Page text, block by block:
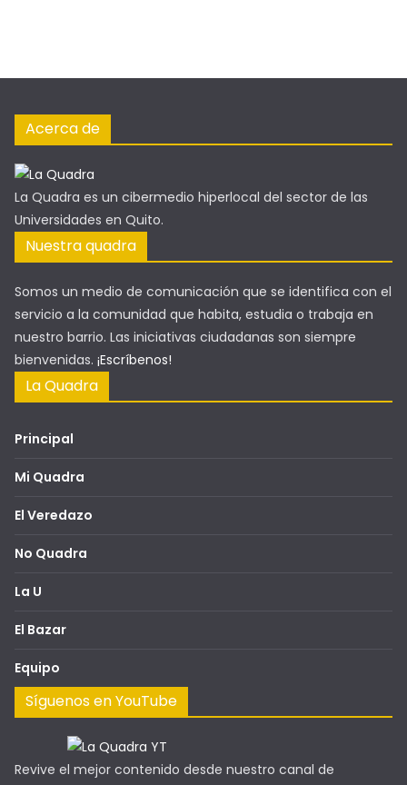
Acerca de
La Quadra es un cibermedio hiperlocal del sector de las
Universidades en Quito.
Nuestra quadra
Somos un medio de comunicación que se identifica con el
servicio a la comunidad que habita, estudia o trabaja en
nuestro barrio. Las iniciativas ciudadanas son siempre
bienvenidas. ¡Escríbenos!
La Quadra
Principal
Mi Quadra
El Veredazo
No Quadra
La U
El Bazar
Equipo
Síguenos en YouTube
Revive el mejor contenido desde nuestro canal de